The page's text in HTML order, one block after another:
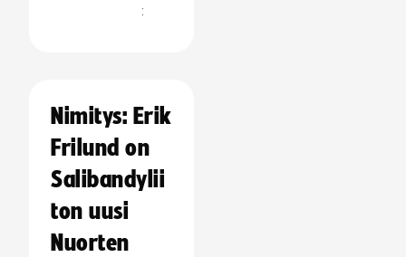
:
Nimitys: Erik
Frilund on
Salibandylii
ton uusi
Nuorten